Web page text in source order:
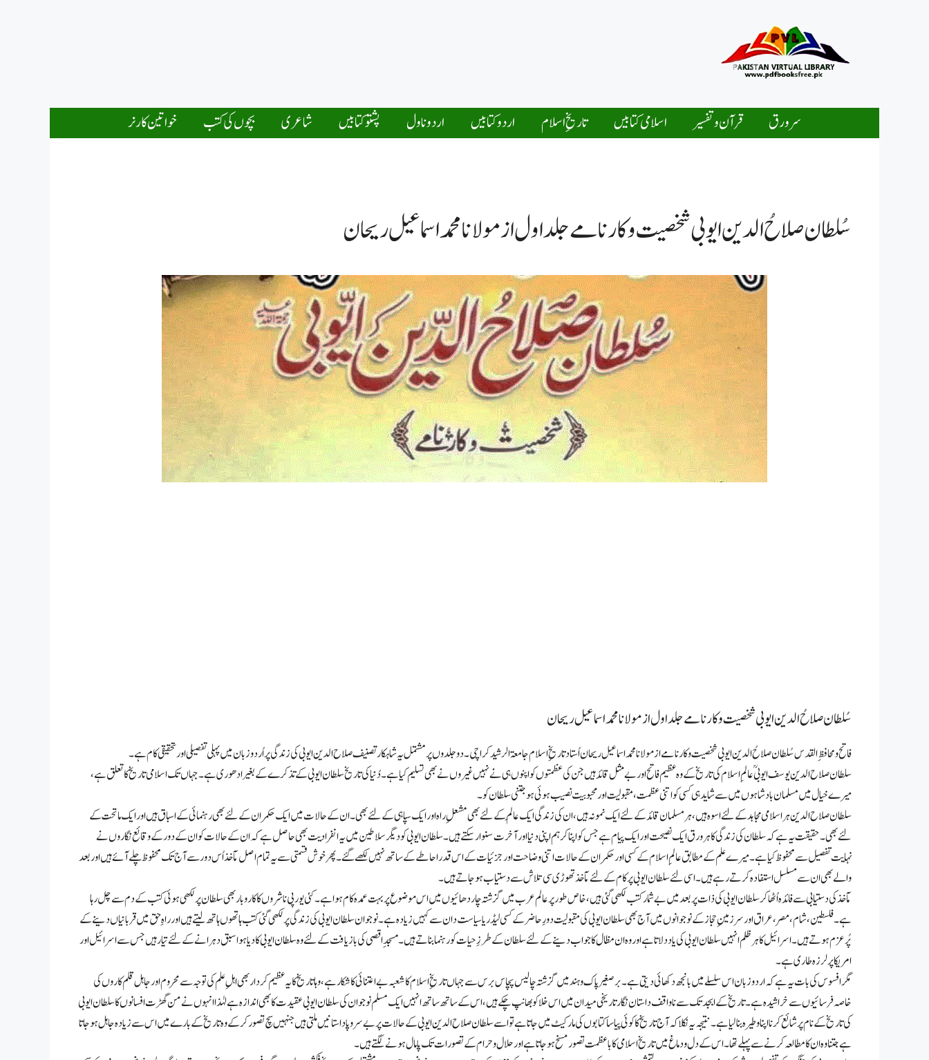
سرورق قرآن و تفسیر اسلامی کتابیں تاریخِ اسلام اردو کتابیں اردو ناول پشتو کتابیں شاعری بچوں کی کتب خواتین کارنر
سُلطان صلاحُ الدین ایوبی شخصیت و کارنامے جلد اول از مولانا محمد اسماعیل ریحان
سُلطان صلاحُ الدین ایوبی شخصیت و کارنامے جلد اول از مولانا محمد اسماعیل ریحان
فاتح و محافظِ القدس سُلطان صلاحُ الدین ایوبی شخصیت و کارنامے از مولانا محمداسماعیل ریحان اُستاد تاریخِ اسلام جامعۃ الرشید کراچی۔ دو جلدوں پر مشتمل یہ شاہکار تصنیف صلاح الدین ایوبی کی زندگی پر اُردو زبان میں پہلی تفصیلی اور تحقیقی کام ہے۔
سلطان صلاح الدین یوسف ایوبیؒ عالمِ اسلام کی تاریخ کے وہ عظیم فاتح اور بے مثل قائد ہیں جن کی عظمتوں کو اپنوں ہی نے نہیں غیروں نے بھی تسلیم کیا ہے ۔ دُنیا کی تاریخ سلطان ایوبی کے تذکرے کے بغیر ادھوری ہے۔ جہاں تک اسلامی تاریخ کا تعلق ہے،
میرے خیال میں مسلمان بادشاہوں میں سے شاید ہی کسی کو اتنی عظمت، مقبولیت اور محبوبیت نصیب ہوئی ہو جتنی سلطان کو۔
سلطان صلاح الدین ہر اسلامی مجاہد کے لئے اسوہ ہیں، ہر مسلمان قائد کے لئے ایک نمونہ ہیں، ان کی زندگی ایک عالِم کے لئے بھی مشعلِ راہ اور ایک سپاہی کے لئے بھی۔ ان کے حالات میں ایک حکمران کے لئے بھی رہنمائی کے اسباق ہیں اور ایک ماتحت کے
لئے بھی۔ حقیقت یہ ہے کہ سلطان کی زندگی کا ہر ورق ایک نصیحت اور ایک پیام ہے جس کو اپنا کر ہم اپنی دنیا اور آخرت سنوار سکتے ہیں۔ سلطان ایوبی کو دیگر سلاطین میں یہ انفرادیت بھی حاصل ہے کہ ان کے حالات کو ان کے دور کے وقائع نگاروں نے
نہایت تفصیل سے محفوظ کیا ہے۔ میرے علم کے مطابق عالمِ اسلام کے کسی اور حکمران کے حالات اتنی وضاحت اور جزئیات کے اس قدر احاطے کے ساتھ نہیں لکھے گئے ۔ پھر خوش قسمتی سے یہ تما م اصل مآخذ اُس دور سے آج تک محفوظ چلے آئے ہیں اور بعد
والے بھی ان سے مسلسل استفادہ کرتے رہے ہیں۔ اسی لئے سلطان ایوبی پر کام کے لئے مآخذ تھوڑی سی تلاش سے دستیاب ہوجاتے ہیں۔
مآخذ کی دستیابی سے فائدہ اُٹھا کر سلطان ایوبی کی ذات پر بعد میں بے شمار کتب لکھی گئی ہیں، خاص طور پر عالم عرب میں گزشتہ چار دھائیوں میں اس موضوع پر بہت عمدہ کام ہوا ہے۔ کئی یورپی ناشروں کا کاروبار بھی سلطان پر لکھی ہوئی کتب کے دم سے چل رہا
ہے۔ فلسطین، شام، مصر، عراق اور سرزمینِ حجاز کے نوجوانوں میں آج بھی سلطان ایوبی کی مقبولیت دورِحاضر کے کسی لیڈر یا سیاست دان سے کہیں زیادہ ہے۔ نوجوان سلطان ایوبی کی زندگی پر لکھی گئی کتب ہاتھوں ہاتھ لیتے ہیں اور راہِ حق میں قربانیاں دینے کے
پُرعزم ہوتے ہیں۔ اسرائیل کا ہر ظلم انہیں سلطان ایوبی کی یاد دلاتا ہے اور وہ ان مظال کا جواب دینے کے لئے سلطان کے طرزِ حیات کو رہنما بناتے ہیں۔ مسجدِ اقصی کی بازیافت کے لئے وہ سلطان ایوبی کا دیا ہوا سبق دہرانے کے لئے تیار ہیں جس سے اسرائیل اور
امریکا پر لرزہ طاری ہے۔
مگر افسوس کی بات یہ ہے کہ اردو زبان اس سلسلے میں بانجھ دکھائی دیتی ہے۔ برصغیر پاک وہند میں گزشتہ چالیس پچاس برس سے جہاں تاریخِ اسلام کا شعبہ بے اعتنائی کا شکار ہے، وہا تاریخ کا یہ عظیم کردار بھی اہلِ علم کی توجہ سے محروم اور جاہل قلم کاروں کی
خاصہ فرسائیوں سے خراشیدہ ہے۔ تاریخ کے ابجد تک سے ناواقف داستان نگار تاریخی میدان میں اس خلا کو بھانپ چکے ہیں، اس کے ساتھ ساتھ انہیں ایک مسلم نوجوان کی سلطان ایوبی عقیدت کا بھی اندازہ ہے لہٰذا انہوں نے من گھڑت افسانوں کا سلطان ایوبی
کی تاریخ کے نام پر شائع کرنا اپنا وطیرہ بنا لیا ہے۔ نتیجہ یہ نکلا کہ آج تاریخ کا کوئی پیاسا کتابوں کی مارکیٹ میں جاتا ہے تو اسے سلطان صلاح الدین ایوبی کے حالات پر بے سروپا داستانیں ملتی ہیں جنہیں سچ تصور کرکے وہ تاریخ کے بارے میں اس سے زیادہ جاہل ہوجاتا
ہے جتنا وہ ان کا مطالعہ کرنے سے پہلے تھا۔ اس کے دل و دماغ میں تاریخ اسلامی کا باعظمت تصور مسخ ہوجاتا ہے اور حلال و حرام کے تصورات تک پامال ہونے لگتے ہیں۔